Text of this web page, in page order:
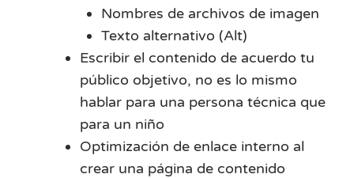
Nombres de archivos de imagen
Texto alternativo (Alt)
Escribir el contenido de acuerdo tu
público objetivo, no es lo mismo
hablar para una persona técnica que
para un niño
Optimización de enlace interno al
crear una página de contenido